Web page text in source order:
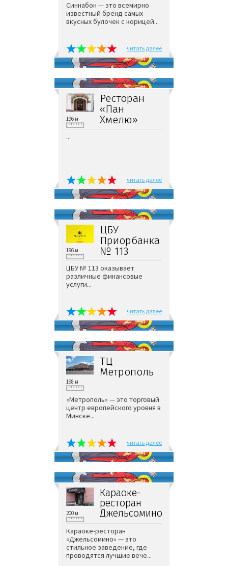
Синнабон — это всемирно
известный бренд самых
вкусных булочек с корицей...
читать далее
Ресторан
«Пан
Хмелю»
196 м
...
читать далее
ЦБУ
Приорбанка
№ 113
196 м
ЦБУ № 113 оказывает
различные финансовые
услуги...
читать далее
ТЦ
Метрополь
198 м
«Метрополь» — это торговый
центр европейского уровня в
Минске...
читать далее
Караоке-
ресторан
Джельсомино
200 м
Караоке-ресторан
«Джельсомино» — это
стильное заведение, где
проводятся лучшие вече...